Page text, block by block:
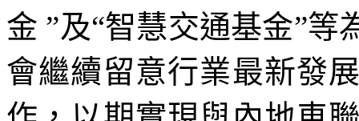
金 ”及“智慧交通基金”
會繼續留意行業最新發